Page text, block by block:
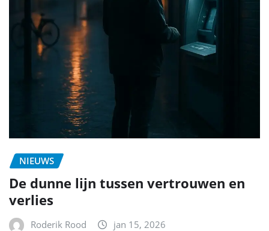
NIEUWS
De dunne lijn tussen vertrouwen en
verlies
Roderik Rood jan 15, 2026